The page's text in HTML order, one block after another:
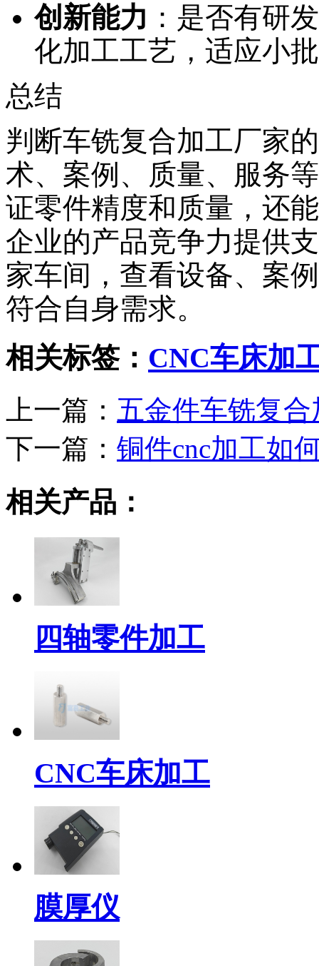
创新能力 ：是否有研
化加工工艺，适应小
总结
判断车铣复合加工厂家
术、案例、质量、服务
证零件精度和质量，还
企业的产品竞争力提供
家车间，查看设备、案
符合自身需求。
相关标签： CNC车床加
上一篇： 五金件车铣复
下一篇： 铜件cnc加工如
相关产品：
四轴零件加工
CNC车床加工
膜厚仪